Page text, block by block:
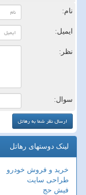
نام:
ایمیل:
نظر:
سوال:
لینک دوستهای رهاتل
خرید و فروش خودرو
طراحی سایت
فیش حج